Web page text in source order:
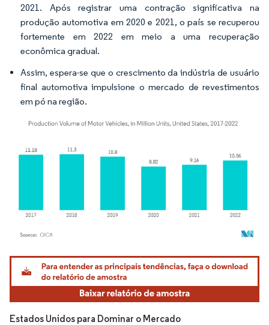
2021. Após registrar uma contração significativa na
produção automotiva em 2020 e 2021, o país se recuperou
fortemente em 2022 em meio a uma recuperação
econômica gradual.
Assim, espera-se que o crescimento da indústria de usuário
final automotiva impulsione o mercado de revestimentos
em pó na região.
Imagem © Mordor Intelligence. O reuso requer atribuição conforme CC BY 4.0.
Estados Unidos para Dominar o Mercado